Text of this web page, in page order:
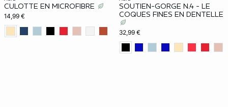
CULOTTE EN MICROFIBRE
14,99 €
SOUTIEN-GORGE N.4 - LE
COQUES FINES EN DENTELLE
32,99 €